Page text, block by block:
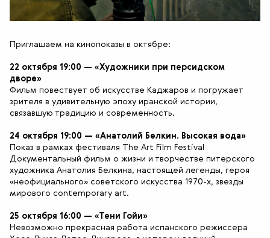
Приглашаем на кинопоказы в октябре:
22 октября 19:00 — «Художники при персидском
дворе»
Фильм повествует об искусстве Каджаров и погружает
зрителя в удивительную эпоху иранской истории,
связавшую традицию и современность.
24 октября 19:00 — «Анатолий Белкин. Высокая вода»
Показ в рамках фестиваля The Art Film Festival
Документальный фильм о жизни и творчестве питерского
художника Анатолия Белкина, настоящей легенды, героя
«неофициального» советского искусства 1970-х, звезды
мирового contemporary art.
25 октября 16:00 — «Тени Гойи»
Невозможно прекрасная работа испанского режиссера